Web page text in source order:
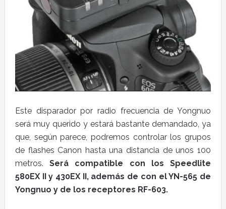
Este disparador por radio frecuencia de Yongnuo
será muy querido y estará bastante demandado, ya
que, según parece, podremos controlar los grupos
de flashes Canon hasta una distancia de unos 100
metros.Será compatible con los Speedlite
580EX II y 430EX II, además de con el YN-565 de
Yongnuo y de los receptores RF-603.